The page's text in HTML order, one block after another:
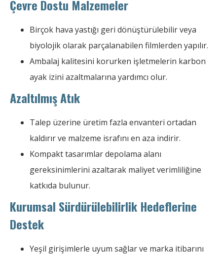
Çevre Dostu Malzemeler
Birçok hava yastığı geri dönüştürülebilir veya
biyolojik olarak parçalanabilen filmlerden yapılır.
Ambalaj kalitesini korurken işletmelerin karbon
ayak izini azaltmalarına yardımcı olur.
Azaltılmış Atık
Talep üzerine üretim fazla envanteri ortadan
kaldırır ve malzeme israfını en aza indirir.
Kompakt tasarımlar depolama alanı
gereksinimlerini azaltarak maliyet verimliliğine
katkıda bulunur.
Kurumsal Sürdürülebilirlik Hedeflerine
Destek
Yeşil girişimlerle uyum sağlar ve marka itibarını